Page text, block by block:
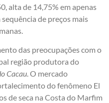
alta de 14,75% em apenas
de preços mais
das preocupações com o
região produtora do
Cacau. O mercado
do fenômeno El
de seca na Costa do Marfim